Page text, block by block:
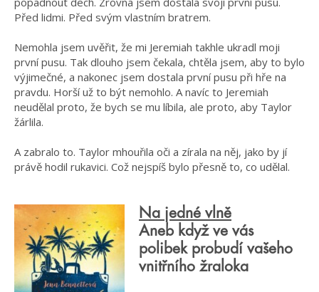
Před lidmi. Před svým vlastním bratrem.
Nemohla jsem uvěřit, že mi Jeremiah takhle ukradl moji
první pusu. Tak dlouho jsem čekala, chtěla jsem, aby to bylo
výjimečné, a nakonec jsem dostala první pusu při hře na
pravdu. Horší už to být nemohlo. A navíc to Jeremiah
neudělal proto, že bych se mu líbila, ale proto, aby Taylor
žárlila.
A zabralo to. Taylor mhouřila oči a zírala na něj, jako by jí
právě hodil rukavici. Což nejspíš bylo přesně to, co udělal.
Na jedné vlně
Aneb když ve vás
polibek probudí vašeho
vnitřního žraloka